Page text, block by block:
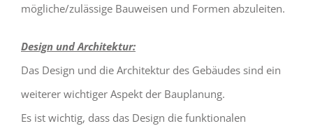
mögliche/zulässige Bauweisen und Formen abzuleiten.
Design und Architektur:
Das Design und die Architektur des Gebäudes sind ein
weiterer wichtiger Aspekt der Bauplanung.
Es ist wichtig, dass das Design die funktionalen